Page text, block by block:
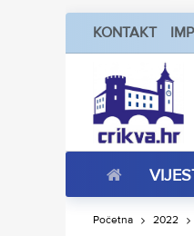
KONTAKT
Početna 2022